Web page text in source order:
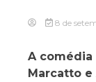
8 de
A comédia
Marcatto e